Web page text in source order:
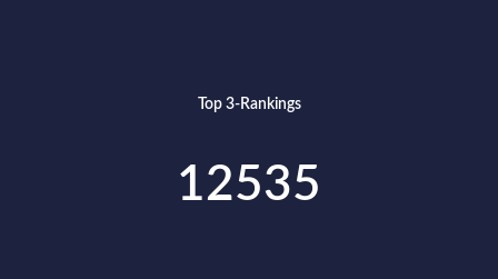
Top 3-Rankings
12535